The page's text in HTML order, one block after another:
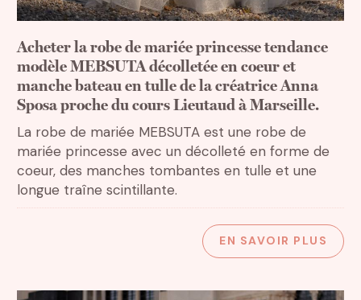
Acheter la robe de mariée princesse tendance
modèle MEBSUTA décolletée en coeur et
manche bateau en tulle de la créatrice Anna
Sposa proche du cours Lieutaud à Marseille.
La robe de mariée MEBSUTA est une robe de
mariée princesse avec un décolleté en forme de
coeur, des manches tombantes en tulle et une
longue traîne scintillante.
EN SAVOIR PLUS